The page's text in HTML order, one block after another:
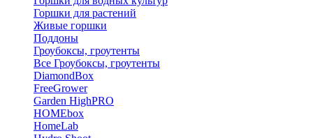
Горшки для растений
Живые горшки
Поддоны
Гроубоксы, гроутенты
Все Гроубоксы, гроутенты
DiamondBox
FreeGrower
Garden HighPRO
HOMEbox
HomeLab